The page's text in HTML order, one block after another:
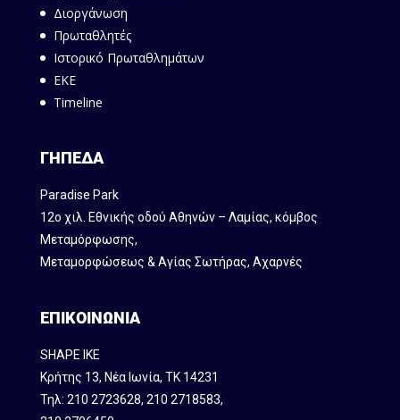
Διοργάνωση
Πρωταθλητές
Ιστορικό Πρωταθλημάτων
ΕΚΕ
Timeline
ΓΗΠΕΔΑ
Paradise Park
12ο χιλ. Εθνικής οδού Αθηνών – Λαμίας, κόμβος
Mεταμόρφωσης,
Μεταμορφώσεως & Αγίας Σωτήρας, Αχαρνές
ΕΠΙΚΟΙΝΩΝΙΑ
SHAPE IKE
Κρήτης 13, Νέα Ιωνία, ΤΚ 14231
Τηλ: 210 2723628, 210 2718583,